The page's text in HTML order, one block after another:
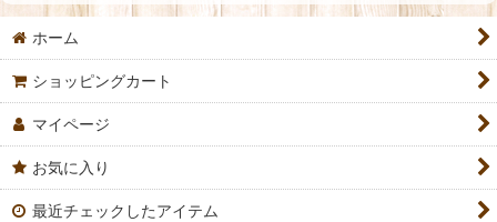
ホーム
ショッピングカート
マイページ
お気に入り
最近チェックしたアイテム